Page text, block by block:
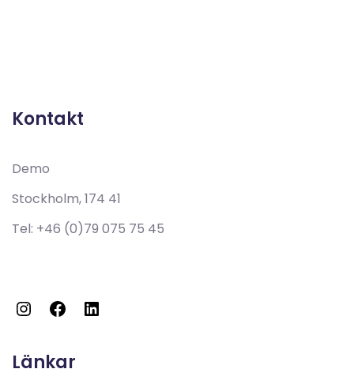
Demo
Stockholm, 174 41
Tel: +46 (0)79 075 75 45
Länkar